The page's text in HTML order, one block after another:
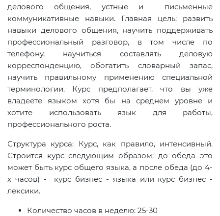
делового общения, устные и письменные
коммуникативные навыки. Главная цель: развить
навыки делового общения, научить поддерживать
профессиональный разговор, в том числе по
телефону, научиться составлять деловую
корреспонденцию, обогатить словарный запас,
научить правильному применению специальной
терминологии. Курс предполагает, что вы уже
владеете языком хотя бы на среднем уровне и
хотите использовать язык для работы,
профессионального роста.
Структура курса: Курс, как правило, интенсивный.
Строится курс следующим образом: до обеда это
может быть курс общего языка, а после обеда (до 4-
х часов) - курс бизнес - языка или курс бизнес -
лексики.
Количество часов в неделю: 25-30